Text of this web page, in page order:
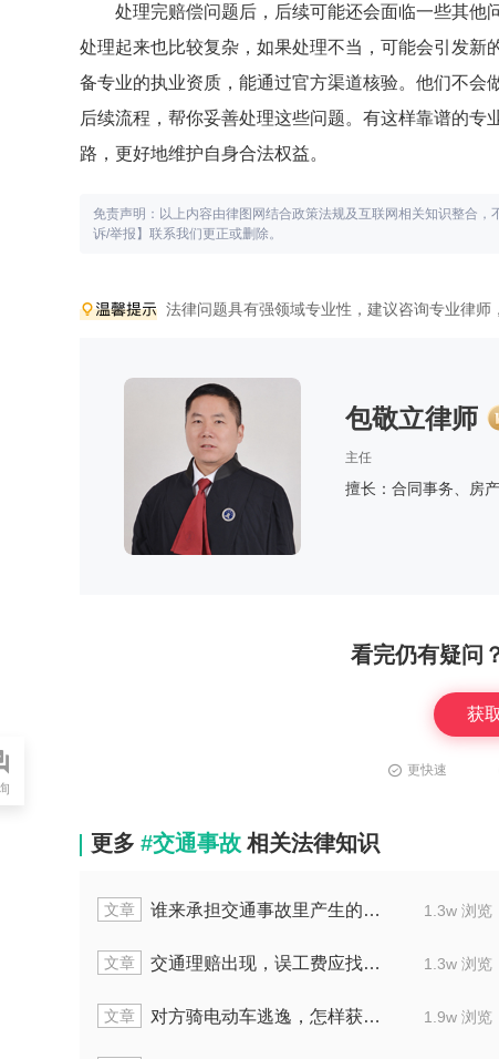
处理完赔偿问题后，后续可能还会面临一些其他
处理起来也比较复杂，如果处理不当，可能会引发新
备专业的执业资质，能通过官方渠道核验。他们不会
后续流程，帮你妥善处理这些问题。有这样靠谱的
路，更好地维护自身合法权益。
免责声明：以上内容由律图网结合政策法规及互联网相关知识整合
诉/举报】联系我们更正或删除。
法律问题具有强领域专业性，建议咨询专业律师
包敬立律师
主任
擅长：合同事务、房
看完仍有疑问
获
更快速
更多 #交通事故 相关法律知识
1.3w 浏览
文章 谁来承担交通事故里产生的伤残费用
1.3w 浏览
文章 交通理赔出现，误工费应找何人赔偿
1.9w 浏览
文章 对方骑电动车逃逸，怎样获最大赔偿